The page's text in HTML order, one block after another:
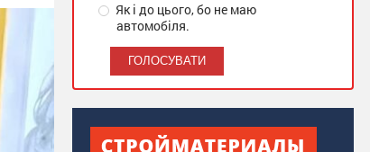
Як і до цього, бо не маю
автомобіля.